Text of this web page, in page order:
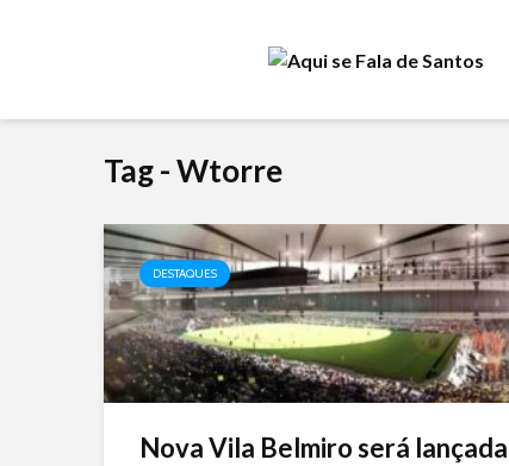
Tag - Wtorre
DESTAQUES
Nova Vila Belmiro será lançada